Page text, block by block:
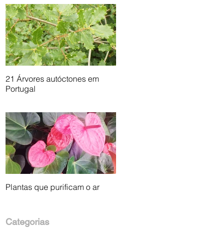
21 Árvores autóctones em
Portugal
Plantas que purificam o ar
Categorias